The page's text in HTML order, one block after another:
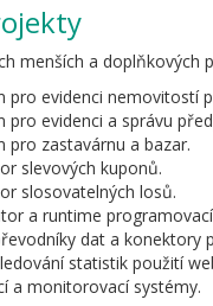
menších a doplňkových
pro evidenci nemovitostí
pro evidenci a správu
pro zastavárnu a bazar.
slevových kuponů.
slosovatelných losů.
a runtime
dat a
statistik použití
a monitorovací systémy.